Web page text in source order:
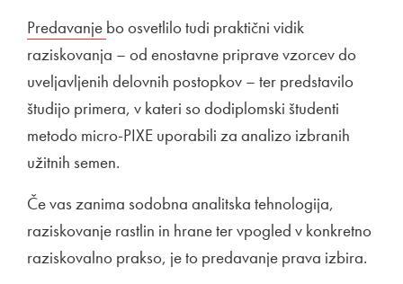
Zunanja povezava na
Predavanje Odpira se v novem oknu
bo osvetlilo tudi praktični vidik
raziskovanja – od enostavne priprave vzorcev do
uveljavljenih delovnih postopkov – ter predstavilo
študijo primera, v kateri so dodiplomski študenti
metodo micro-PIXE uporabili za analizo izbranih
užitnih semen.
Če vas zanima sodobna analitska tehnologija,
raziskovanje rastlin in hrane ter vpogled v konkretno
raziskovalno prakso, je to predavanje prava izbira.